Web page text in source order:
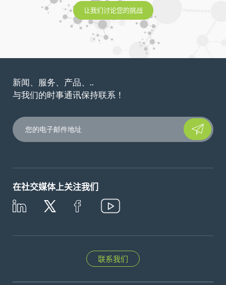
让我们讨论您的挑战
新闻、服务、产品、..
与我们的时事通讯保持联系！
Please
在社交媒体上关注我们
联系我们